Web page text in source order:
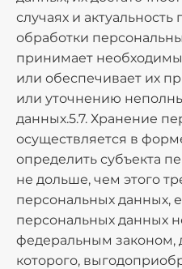
случаях и
обработки
принимает
или обеспечивает их
или уточнению
данных.5.7. Хранение
осуществляется в
определить субъекта
не дольше, чем этого
персональных данных,
персональных данных
федеральным законом,
которого,